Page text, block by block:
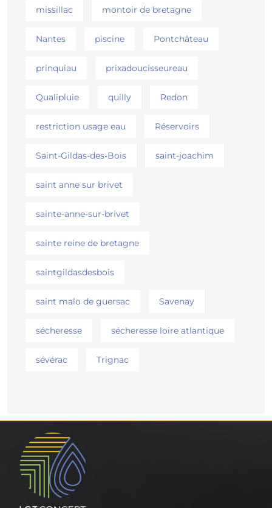
missillac montoir de bretagne
Nantes piscine Pontchâteau
prinquiau prixadoucisseureau
Qualipluie quilly Redon
restriction usage eau Réservoirs
Saint-Gildas-des-Bois saint-joachim
saint anne sur brivet
sainte-anne-sur-brivet
sainte reine de bretagne
saintgildasdesbois
saint malo de guersac Savenay
sécheresse sécheresse loire atlantique
sévérac Trignac